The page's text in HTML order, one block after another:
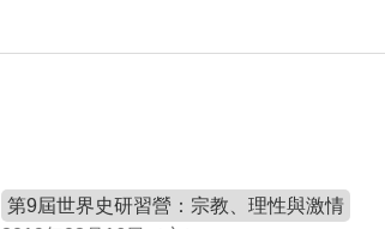
第9屆世界史研習營：宗教、理性與激情